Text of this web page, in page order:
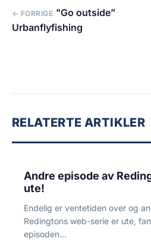
← FORRIGE "Go outside”
Urbanflyfishing
RELATERTE ARTIKLER
FLUEFISKE
Andre episode av
ute!
Endelig er ventetiden over og
Redingtons web-serie er ute,
episoden…